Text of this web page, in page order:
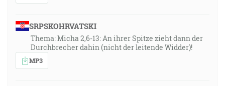
SRPSKOHRVATSKI
Thema: Micha 2,6-13: An ihrer Spitze zieht dann der
Durchbrecher dahin (nicht der leitende Widder)!
MP3